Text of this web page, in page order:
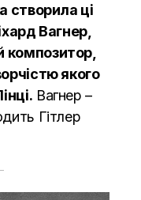
створила ці
Вагнер,
якого
Вагнер –
Гітлер